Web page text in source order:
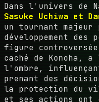
Dans l'univers de
Sasuke Uchiwa et
un tournant
développement des
figure
caché de Konoha, a
l'ombre,
prenant des
la protection du
et ses actions ont